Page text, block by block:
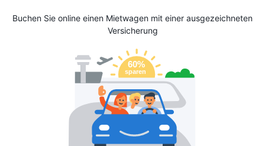
Buchen Sie online einen Mietwagen mit einer ausgezeichneten
Versicherung